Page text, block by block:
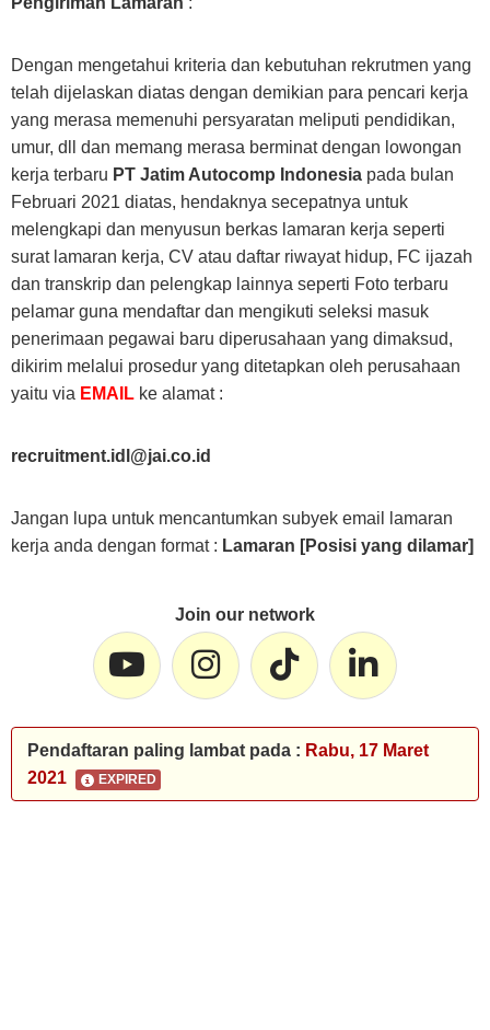
Dengan mengetahui kriteria dan kebutuhan rekrutmen yang
telah dijelaskan diatas dengan demikian para pencari kerja
yang merasa memenuhi persyaratan meliputi pendidikan,
umur, dll dan memang merasa berminat dengan lowongan
kerja terbaru PT Jatim Autocomp Indonesia pada bulan
Februari 2021 diatas, hendaknya secepatnya untuk
melengkapi dan menyusun berkas lamaran kerja seperti
surat lamaran kerja, CV atau daftar riwayat hidup, FC ijazah
dan transkrip dan pelengkap lainnya seperti Foto terbaru
pelamar guna mendaftar dan mengikuti seleksi masuk
penerimaan pegawai baru diperusahaan yang dimaksud,
dikirim melalui prosedur yang ditetapkan oleh perusahaan
yaitu via EMAIL ke alamat :
recruitment.idl@jai.co.id
Jangan lupa untuk mencantumkan subyek email lamaran
kerja anda dengan format : Lamaran [Posisi yang dilamar]
Join our network
Pendaftaran paling lambat pada : Rabu, 17 Maret
2021
EXPIRED